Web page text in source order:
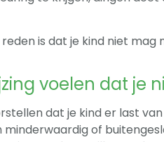
is dat je kind niet mag
voelen dat je
dat je kind er last
minderwaardig of